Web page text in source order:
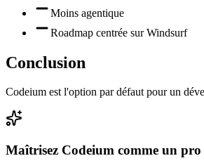
Moins agentique
Roadmap centrée sur Windsurf
Conclusion
Codeium est l'option par défaut pour un
Maîtrisez Codeium comme un pro